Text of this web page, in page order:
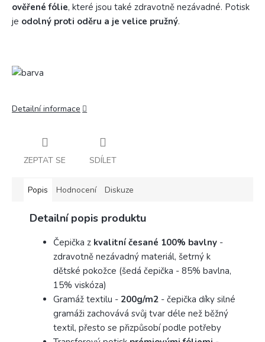
ověřené fólie, které jsou také zdravotně nezávadné. Potisk
je odolný proti oděru a je velice pružný.
Detailní informace
ZEPTAT SE SDÍLET
Popis Hodnocení Diskuze
Detailní popis produktu
Čepička z kvalitní česané 100% bavlny -
zdravotně nezávadný materiál, šetrný k
dětské pokožce (šedá čepička - 85% bavlna,
15% viskóza)
Gramáž textilu - 200g/m2 - čepička díky silné
gramáži zachovává svůj tvar déle než běžný
textil, přesto se přizpůsobí podle potřeby